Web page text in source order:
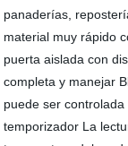
panaderías,
material muy rápido
puerta aislada con
completa y manejar
puede ser
temporizador La